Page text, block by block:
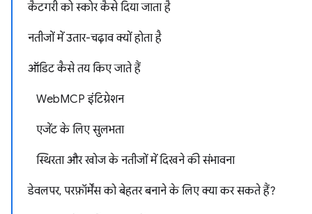
कैटगरी को स्कोर कैसे दिया जाता है
नतीजों में उतार-चढ़ाव क्यों होता है
ऑडिट कैसे तय किए जाते हैं
WebMCP इंटिग्रेशन
एजेंट के लिए सुलभता
स्थिरता और खोज के नतीजों में दिखने की संभावना
डेवलपर, परफ़ॉर्मेंस को बेहतर बनाने के लिए क्या कर सकते हैं?